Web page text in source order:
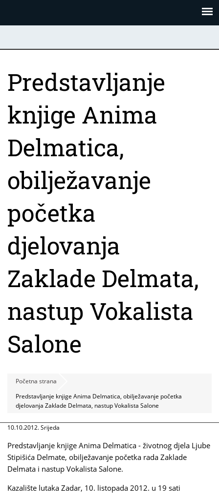
Predstavljanje
knjige Anima
Delmatica,
obilježavanje
početka
djelovanja
Zaklade Delmata,
nastup Vokalista
Salone
Početna strana
Predstavljanje knjige Anima Delmatica, obilježavanje početka
djelovanja Zaklade Delmata, nastup Vokalista Salone
10.10.2012. Srijeda
Predstavljanje knjige Anima Delmatica - životnog djela Ljube
Stipišića Delmate, obilježavanje početka rada Zaklade
Delmata i nastup Vokalista Salone.
Kazalište lutaka Zadar, 10. listopada 2012. u 19 sati